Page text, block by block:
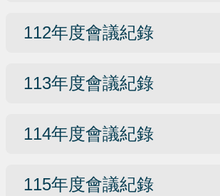
112年度會議紀錄
113年度會議紀錄
114年度會議紀錄
115年度會議紀錄